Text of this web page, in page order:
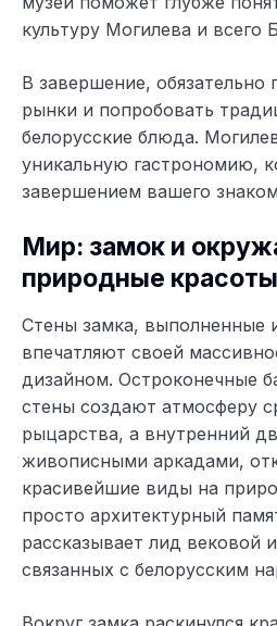
культуру Могилева и всего
В завершение, обязательно
рынки и попробовать
белорусские блюда.
уникальную гастрономию,
завершением вашего
Мир: замок и
природные красоты
Стены замка, выполненные
впечатляют своей
дизайном. Остроконечные
стены создают атмосферу
рыцарства, а внутренний
живописными аркадами,
красивейшие виды на
просто архитектурный
рассказывает лид вековой
связанных с белорусским